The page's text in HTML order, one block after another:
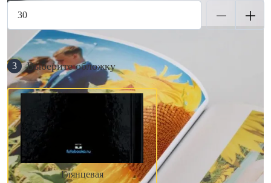
3 Выберите обложку
Глянцевая